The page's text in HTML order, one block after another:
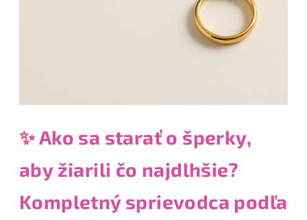
✨ Ako sa starať o šperky,
aby žiarili čo najdlhšie?
Kompletný sprievodca podľa